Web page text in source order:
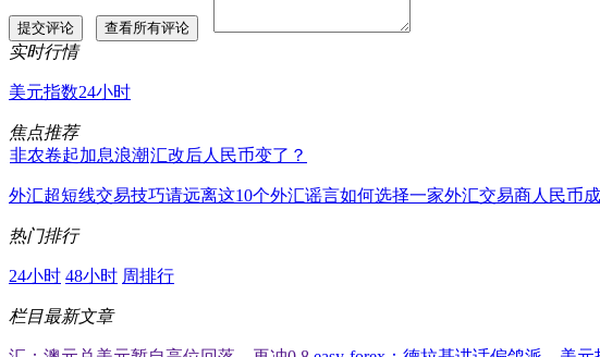
实时行情
美元指数24小时
焦点推荐
非农卷起加息浪潮汇改后人民币变了？
外汇超短线交易技巧请远离这10个外汇谣言如何选择一家外汇交易商人民币
热门排行
24小时 48小时 周排行
栏目最新文章